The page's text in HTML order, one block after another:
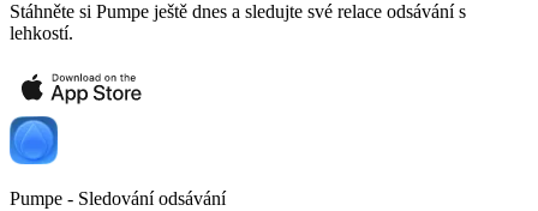
Stáhněte si Pumpe ještě dnes a sledujte své relace odsávání s
lehkostí.
Pumpe - Sledování odsávání